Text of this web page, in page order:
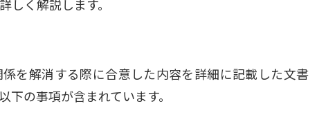
しく解説します。
を解消する際に合意した内容を詳細に記載した文書
の事項が含まれています。